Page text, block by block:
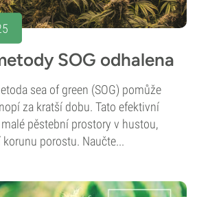
SOG odhalena
sea of green (SOG) pomůže
za kratší dobu. Tato efektivní
pěstební prostory v hustou,
porostu. Naučte...